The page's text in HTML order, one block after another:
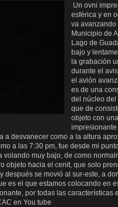
Un ovni
esférica y en
va avanzando
Municipio de
Lago de
bajo y
la grabación
durante el
el avión
es de una
del núcleo del
que de
objeto con
a desvanecer como a la altura
a las 7:30 pm, fue desde mi
muy bajo, de como
objeto hacia el cenit, que solo
después se movió al sur-este, a
es el que estamos colocando en
por todas las características
en You tube